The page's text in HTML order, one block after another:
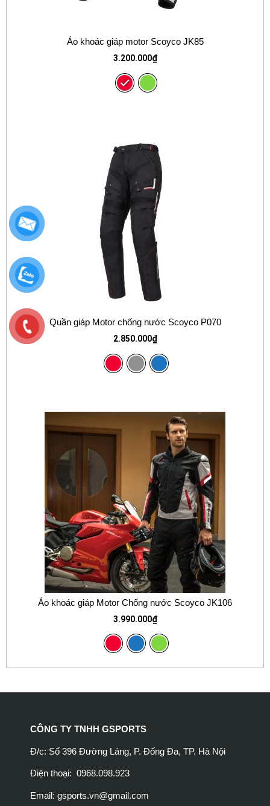
Áo khoác giáp motor Scoyco JK85
3.200.000₫
Quần giáp Motor chống nước Scoyco P070
2.850.000₫
Áo khoác giáp Motor Chống nước Scoyco JK106
3.990.000₫
CÔNG TY TNHH GSPORTS
Đ/c: Số 396 Đường Láng, P. Đống Đa, TP. Hà Nội
Điện thoại: 0968.098.923
Email: gsports.vn@gmail.com